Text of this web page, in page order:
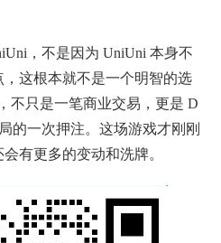
，不是因为 UniUni 本身不
这根本就不是一个明智的选
不只是一笔商业交易，更是 D
的一次押注。这场游戏才刚刚
有更多的变动和洗牌。